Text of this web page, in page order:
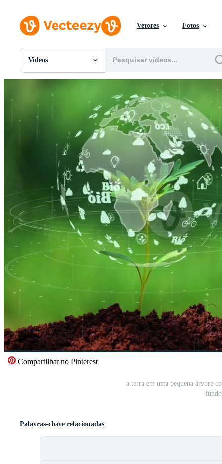
Vetores Fotos
Videos
Todas Imagens
PNGs
Videos
Motion graphics
Imagens Editoriais
Eventos Editoriais
Compartilhar no Pinterest
a terra em uma pequena árvore
Palavras-chave relacionadas